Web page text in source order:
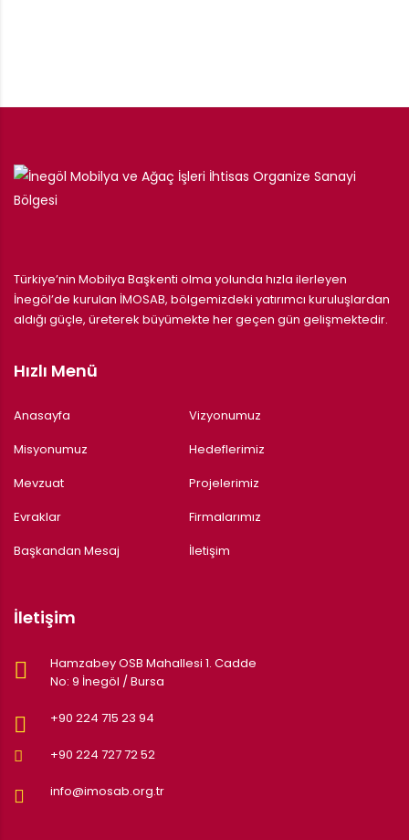
Türkiye’nin Mobilya Başkenti olma yolunda hızla ilerleyen
İnegöl’de kurulan İMOSAB, bölgemizdeki yatırımcı kuruluşlardan
aldığı güçle, üreterek büyümekte her geçen gün gelişmektedir.
Hızlı Menü
Anasayfa
Vizyonumuz
Misyonumuz
Hedeflerimiz
Mevzuat
Projelerimiz
Evraklar
Firmalarımız
Başkandan Mesaj
İletişim
İletişim
Hamzabey OSB Mahallesi 1. Cadde
No: 9 İnegöl / Bursa
+90 224 715 23 94
+90 224 727 72 52
info@imosab.org.tr